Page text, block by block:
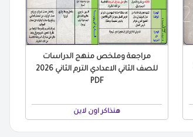
مراجعة وملخص منهج الدراسات
للصف الثاني الاعدادي الترم الثاني 2026
PDF
هنذاكر اون لاين